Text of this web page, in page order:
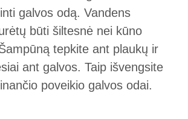
galvos odą. Vandens
būti šiltesnė nei kūno
tepkite ant plaukų ir
ant galvos. Taip išvengsite
poveikio galvos odai.